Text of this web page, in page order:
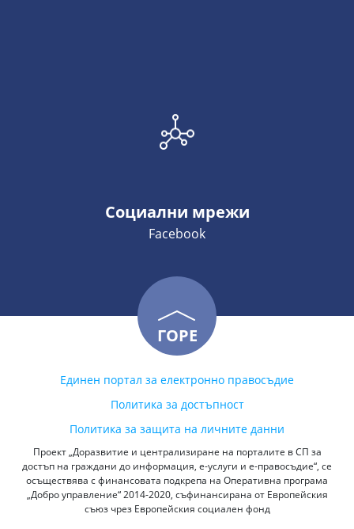
Социални мрежи
Facebook
ГОРЕ
Единен портал за електронно правосъдие
Политика за достъпност
Политика за защита на личните данни
Проект „Доразвитие и централизиране на порталите в СП за
достъп на граждани до информация, е-услуги и е-правосъдие“, се
осъществява с финансовата подкрепа на Оперативна програма
„Добро управление“ 2014-2020, съфинансирана от Европейския
съюз чрез Европейския социален фонд